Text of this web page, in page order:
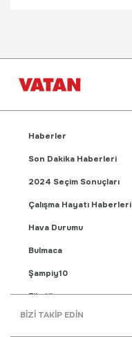
Haberler
Son Dakika Haberleri
2024 Seçim Sonuçları
Çalışma Hayatı Haberleri
Hava Durumu
Bulmaca
Şampiy10
Fikstür
Puan Durumu
BİZİ TAKİP EDİN